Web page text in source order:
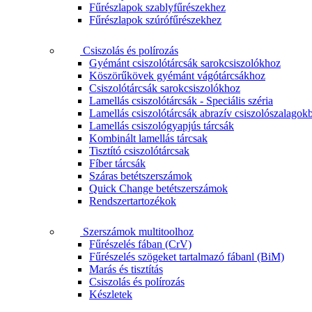
Fűrészlapok szablyfűrészekhez
Fűrészlapok szúrófűrészekhez
Csiszolás és polírozás
Gyémánt csiszolótárcsák sarokcsiszolókhoz
Köszörűkövek gyémánt vágótárcsákhoz
Csiszolótárcsák sarokcsiszolókhoz
Lamellás csiszolótárcsák - Speciális széria
Lamellás csiszolótárcsák abrazív
Lamellás csiszológyapjús tárcsák
Kombinált lamellás tárcsak
Tisztító csiszolótárcsak
Fíber tárcsák
Száras betétszerszámok
Quick Change betétszerszámok
Rendszertartozékok
Szerszámok multitoolhoz
Fűrészelés fában (CrV)
Fűrészelés szögeket tartalmazó fábanl (BiM)
Marás és tisztítás
Csiszolás és polírozás
Készletek